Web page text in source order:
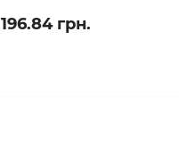
196.84 грн.